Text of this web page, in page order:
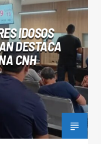
IDOSOS
DESTACA
CNH